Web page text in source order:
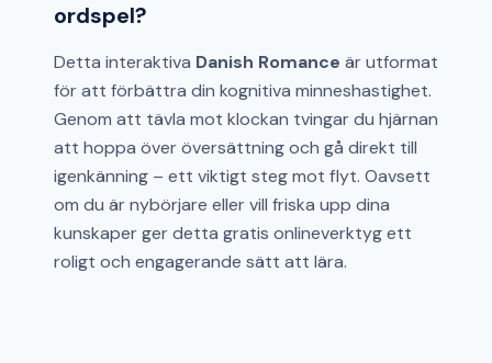
ordspel?
Detta interaktiva Danish Romance är utformat
för att förbättra din kognitiva minneshastighet.
Genom att tävla mot klockan tvingar du hjärnan
att hoppa över översättning och gå direkt till
igenkänning – ett viktigt steg mot flyt. Oavsett
om du är nybörjare eller vill friska upp dina
kunskaper ger detta gratis onlineverktyg ett
roligt och engagerande sätt att lära.